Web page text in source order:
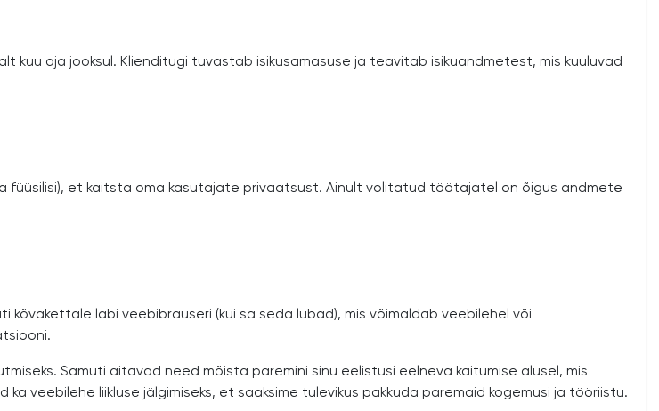
aja jooksul. Klienditugi tuvastab isikusamasuse ja teavitab isikuandmetest, mis kuuluvad
füüsilisi), et kaitsta oma kasutajate privaatsust. Ainult volitatud töötajatel on õigus andmete
läbi veebibrauseri (kui sa seda lubad), mis võimaldab veebilehel või
Samuti aitavad need mõista paremini sinu eelistusi eelneva käitumise alusel, mis
veebilehe liikluse jälgimiseks, et saaksime tulevikus pakkuda paremaid kogemusi ja tööriistu.